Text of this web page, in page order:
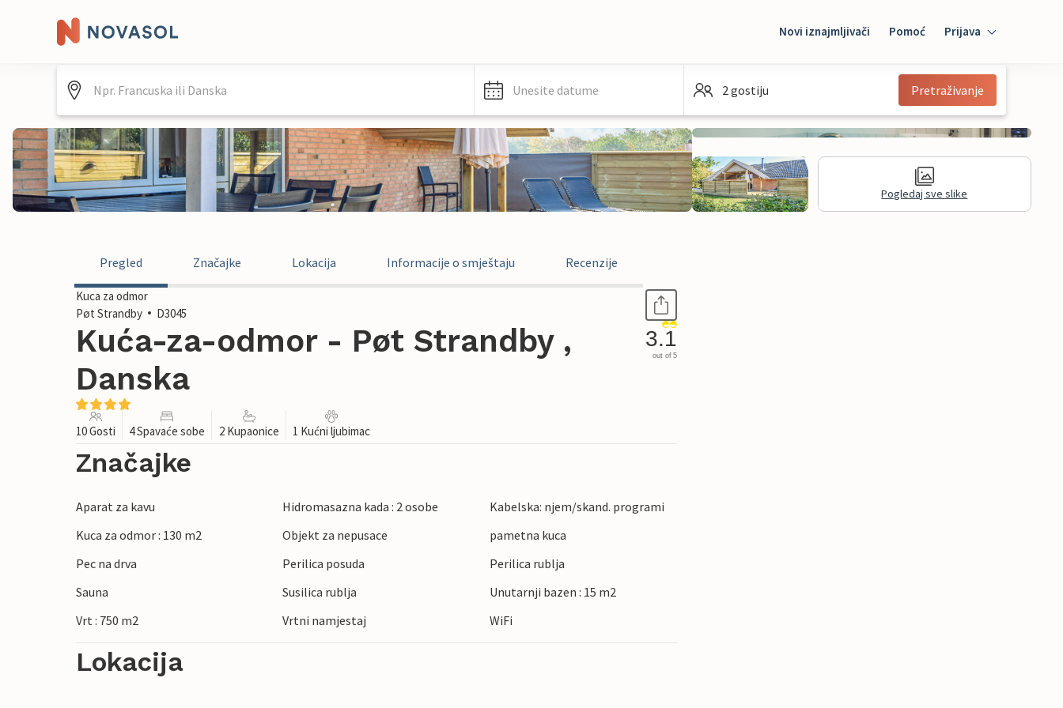
Novi iznajmljivači Pomoć Prijava
Mybooking
Unesite datume 2 gostiju Pretraživanje
Pogledaj sve slike
Pregled Značajke Lokacija Informacije o smještaju Recenzije
Kuca za odmor
Pøt Strandby
D3045
Kuća-za-odmor - Pøt Strandby ,
Danska
3.1
out of 5
10 Gosti 4 Spavaće sobe 2 Kupaonice 1 Kućni ljubimac
Značajke
Aparat za kavu Hidromasazna kada : 2 osobe
Kabelska: njem/skand. programi
Kuca za odmor : 130 m2
Objekt za nepusace
pametna kuca
Pec na drva
Perilica posuda
Perilica rublja
Sauna
Susilica rublja
Unutarnji bazen : 15 m2
Vrt : 750 m2
Vrtni namjestaj WiFi
Lokacija